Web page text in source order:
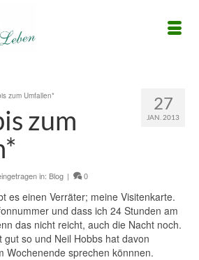
27
JAN. 2013
zum Umfallen*
zum
in: Blog | 0
es einen Verräter; meine Visitenkarte.
und dass ich 24 Stunden am
das nicht reicht, auch die Nacht noch.
gut so und Neil Hobbs hat davon
Wochenende sprechen könnnen.